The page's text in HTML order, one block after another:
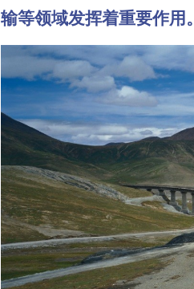
输等领域发挥着重要作用。